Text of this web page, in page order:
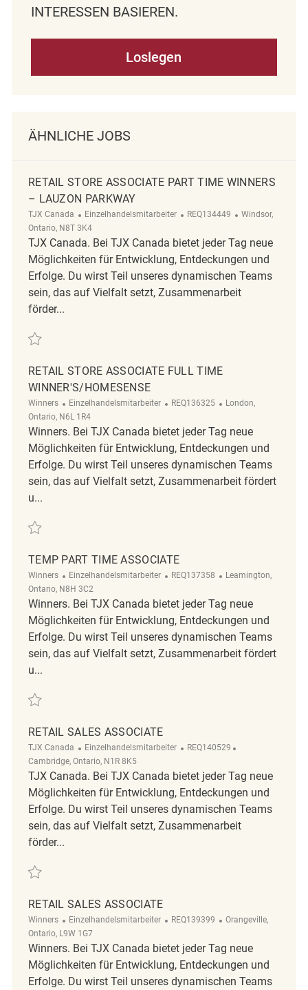
NTERESSEN BASIEREN.
Loslegen
ÄHNLICHE JOBS
RETAIL STORE ASSOCIATE PART TIME WINNERS
– LAUZON PARKWAY
TJX Canada Kategorie
Einzelhandelsmitarbeiter ReqId
REQ134449 Ort
Windsor,
Ontario, N8T 3K4
TJX Canada. Bei TJX Canada bietet jeder Tag neue
Möglichkeiten für Entwicklung, Entdeckungen und
Erfolge. Du wirst Teil unseres dynamischen Teams
sein, das auf Vielfalt setzt, Zusammenarbeit
förder...
Retten Retail Store Associate Part Time Winners – Lauzon Parkway
RETAIL STORE ASSOCIATE FULL TIME
WINNER'S/HOMESENSE
Winners Kategorie
Einzelhandelsmitarbeiter ReqId
REQ136325 Ort
London,
Ontario, N6L 1R4
Winners. Bei TJX Canada bietet jeder Tag neue
Möglichkeiten für Entwicklung, Entdeckungen und
Erfolge. Du wirst Teil unseres dynamischen Teams
sein, das auf Vielfalt setzt, Zusammenarbeit fördert
u...
Retten Retail Store Associate Full Time Winner's/Homesense
TEMP PART TIME ASSOCIATE
Winners Kategorie
Einzelhandelsmitarbeiter ReqId
REQ137358 Ort
Leamington,
Ontario, N8H 3C2
Winners. Bei TJX Canada bietet jeder Tag neue
Möglichkeiten für Entwicklung, Entdeckungen und
Erfolge. Du wirst Teil unseres dynamischen Teams
sein, das auf Vielfalt setzt, Zusammenarbeit fördert
u...
Retten Temp part time Associate REQ137358
RETAIL SALES ASSOCIATE
TJX Canada Kategorie
Einzelhandelsmitarbeiter ReqId
REQ140529
Cambridge, Ontario, N1R 8K5
TJX Canada. Bei TJX Canada bietet jeder Tag neue
Möglichkeiten für Entwicklung, Entdeckungen und
Erfolge. Du wirst Teil unseres dynamischen Teams
sein, das auf Vielfalt setzt, Zusammenarbeit
förder...
Retten Retail Sales Associate REQ140529
RETAIL SALES ASSOCIATE
Winners Kategorie
Einzelhandelsmitarbeiter ReqId
REQ139399 Ort
Orangeville,
Ontario, L9W 1G7
Winners. Bei TJX Canada bietet jeder Tag neue
Möglichkeiten für Entwicklung, Entdeckungen und
Erfolge. Du wirst Teil unseres dynamischen Teams